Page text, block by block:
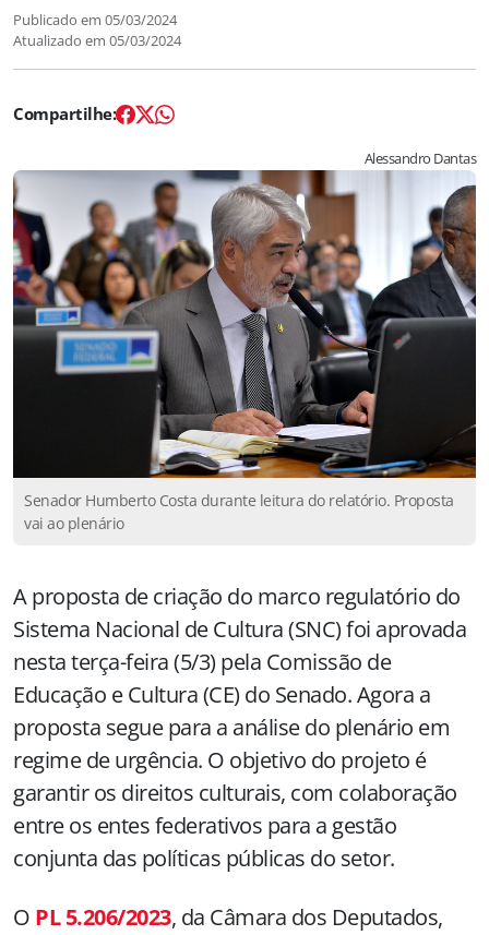
Publicado em 05/03/2024
Atualizado em 05/03/2024
Alessandro Dantas
Senador Humberto Costa durante leitura do relatório. Proposta
vai ao plenário
A proposta de criação do marco regulatório do
Sistema Nacional de Cultura (SNC) foi aprovada
nesta terça-feira (5/3) pela Comissão de
Educação e Cultura (CE) do Senado. Agora a
proposta segue para a análise do plenário em
regime de urgência. O objetivo do projeto é
garantir os direitos culturais, com colaboração
entre os entes federativos para a gestão
conjunta das políticas públicas do setor.
O PL 5.206/2023, da Câmara dos Deputados,